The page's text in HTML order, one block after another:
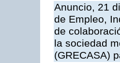
Anuncio, 21
de Empleo,
de
la sociedad
(GRECASA)